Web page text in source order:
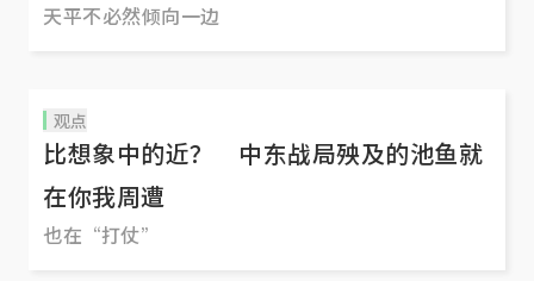
天平不必然倾向一边
观点
比想象中的近？ 中东战局殃及的池鱼就
在你我周遭
也在“打仗”